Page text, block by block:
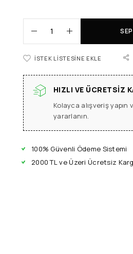
İSTEK LISTESINE EKLE
HIZLI VE ÜCRETSIZ
Kolayca alışveriş
yararlanın.
100% Güvenli Ödeme Sistemi
2000 TL ve Üzeri Ücretsiz